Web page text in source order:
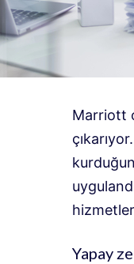
Marriott
çıkarıyor.
Yapay